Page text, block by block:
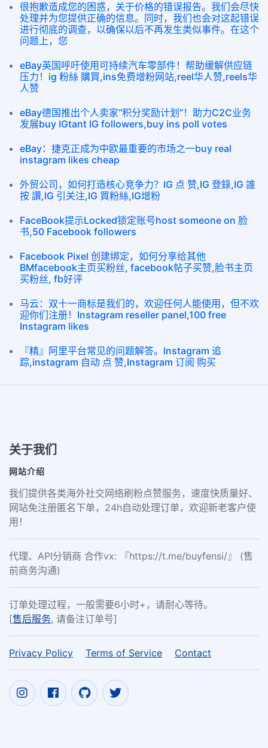
很抱歉造成您的困惑，关于价格的错误报告。我们会尽快
处理并为您提供正确的信息。同时，我们也会对这起错误
进行彻底的调查，以确保以后不再发生类似事件。在这个
问题上，您
eBay英国呼吁使用可持续汽车零部件！帮助缓解供应链
压力！ig 粉絲 購買,ins免费增粉网站,reel华人赞,reels华
人赞
eBay德国推出个人卖家“积分奖励计划”！助力C2C业务
发展buy IGtant IG followers,buy ins poll votes
eBay：捷克正成为中欧最重要的市场之一buy real
instagram likes cheap
外贸公司，如何打造核心竞争力？IG 点 赞,IG 登錄,IG 誰
按 讚,IG 引关注,IG 買粉絲,IG增粉
FaceBook提示Locked锁定账号host someone on 脸
书,50 Facebook followers
Facebook Pixel 创建绑定，如何分享给其他
BMfacebook主页买粉丝, facebook帖子买赞,脸书主页
买粉丝, fb好评
马云：双十一商标是我们的，欢迎任何人能使用，但不欢
迎你们注册！Instagram reseller panel,100 free
Instagram likes
『精』阿里平台常见的问题解答。Instagram 追
踪,instagram 自动 点 赞,Instagram 订阅 购买
关于我们
网站介绍
我们提供各类海外社交网络刷粉点赞服务，速度快质量好、
网站免注册匿名下单，24h自动处理订单，欢迎新老客户使
用！
代理、API分销商 合作vx: 『https://t.me/buyfensi/』 (售
前商务沟通)
订单处理过程，一般需要6小时+，请耐心等待。
[售后服务, 请备注订单号]
Privacy Policy Terms of Service Contact